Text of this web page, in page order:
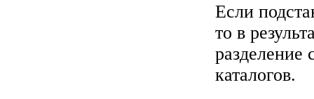
Если
то в
разделение
каталогов.